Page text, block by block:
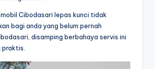
Cibodasari lepas kunci tidak
bagi anda yang belum pernah
disamping berbahaya servis ini